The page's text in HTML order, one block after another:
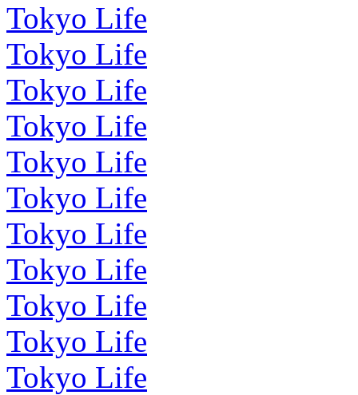
Tokyo Life
Tokyo Life
Tokyo Life
Tokyo Life
Tokyo Life
Tokyo Life
Tokyo Life
Tokyo Life
Tokyo Life
Tokyo Life
Tokyo Life